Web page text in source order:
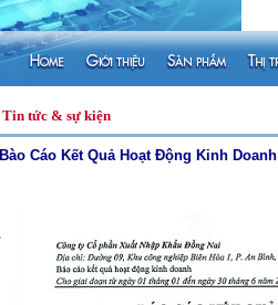
Tin tức & sự kiện
Bào Cáo Kết Quả Hoạt Động Kinh Doanh